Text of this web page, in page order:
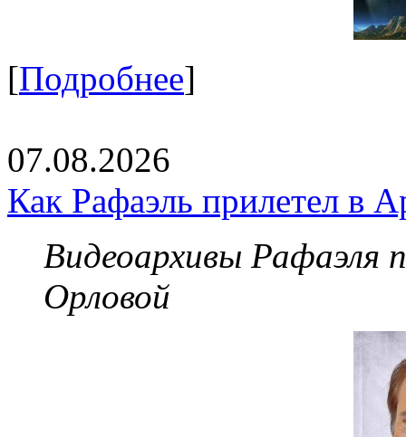
[Подробнее]
07.08.2026
Как Рафаэль прилетел в
Видеоархивы Рафаэля
Орловой